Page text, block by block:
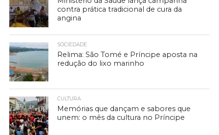
contra prática tradicional de cura da
angina
SOCIEDADE
Relima: São Tomé e Príncipe aposta na
redução do lixo marinho
CULTURA
Memórias que dançam e sabores que
unem: o mês da cultura no Príncipe